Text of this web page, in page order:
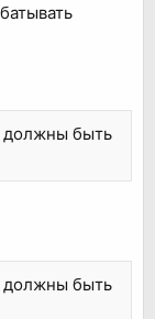
должны быть
должны быть